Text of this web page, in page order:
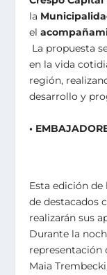
la
el
La propuesta
en la vida
región,
desarrollo y
•
Esta edición
de destacados
realizarán sus
Durante la
representación
Maia